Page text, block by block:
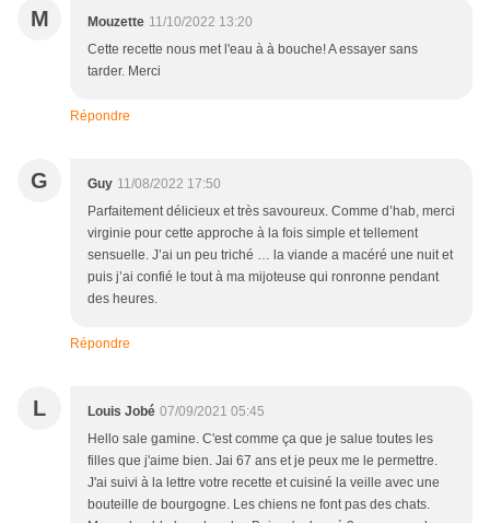
M Mouzette 11/10/2022 13:20
Cette recette nous met l'eau à à bouche! A essayer sans
tarder. Merci
Répondre
G Guy 11/08/2022 17:50
Parfaitement délicieux et très savoureux. Comme d’hab, merci
virginie pour cette approche à la fois simple et tellement
sensuelle. J’ai un peu triché … la viande a macéré une nuit et
puis j’ai confié le tout à ma mijoteuse qui ronronne pendant
des heures.
Répondre
L Louis Jobé 07/09/2021 05:45
Hello sale gamine. C'est comme ça que je salue toutes les
filles que j'aime bien. Jai 67 ans et je peux me le permettre.
J'ai suivi à la lettre votre recette et cuisiné la veille avec une
bouteille de bourgogne. Les chiens ne font pas des chats.